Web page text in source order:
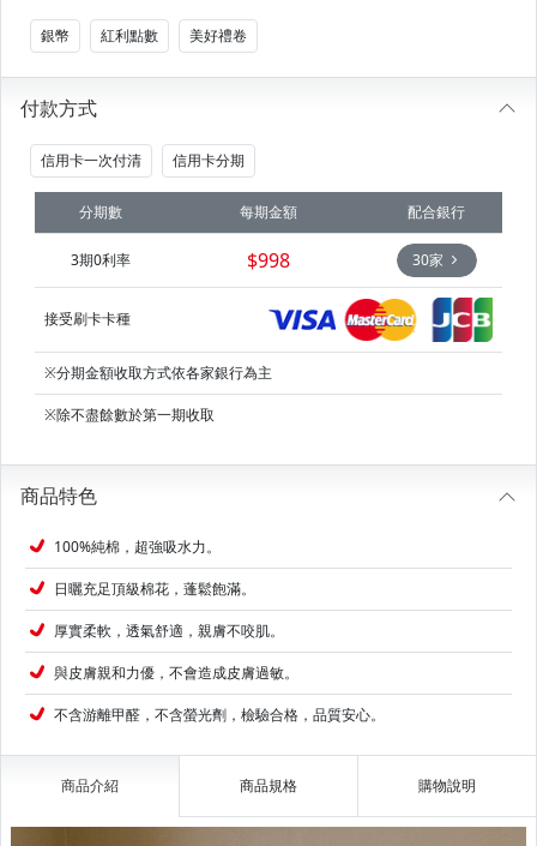
銀幣 紅利點數 美好禮卷
付款方式
信用卡一次付清 信用卡分期
分期數 每期金額 配合銀行
3期0利率 $998 30家
接受刷卡卡種
※分期金額收取方式依各家銀行為主
※除不盡餘數於第一期收取
商品特色
100%純棉，超強吸水力。
日曬充足頂級棉花，蓬鬆飽滿。
厚實柔軟，透氣舒適，親膚不咬肌。
與皮膚親和力優，不會造成皮膚過敏。
不含游離甲醛，不含螢光劑，檢驗合格，品質安心。
商品介紹 商品規格 購物說明